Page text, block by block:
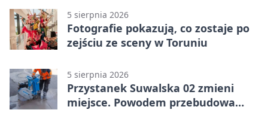
5 sierpnia 2026
Fotografie pokazują, co zostaje po
zejściu ze sceny w Toruniu
5 sierpnia 2026
Przystanek Suwalska 02 zmieni
miejsce. Powodem przebudowa